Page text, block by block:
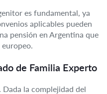
es fundamental, ya
aplicables pueden
pensión en Argentina que
de Familia Experto
Dada la complejidad del